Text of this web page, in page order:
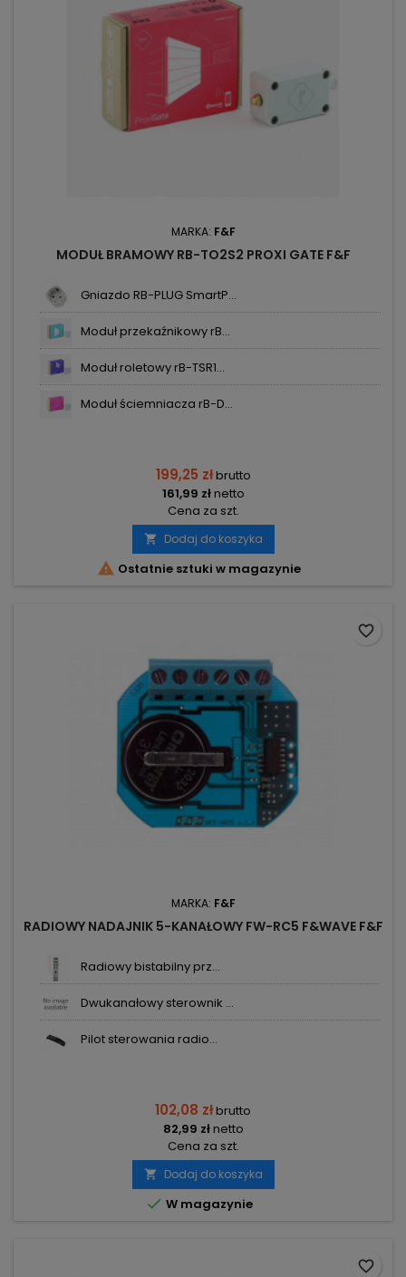
MARKA: F&F
MODUŁ BRAMOWY RB-TO2S2 PROXI GATE F&F
Gniazdo RB-PLUG SmartP...
Moduł przekaźnikowy rB...
Moduł roletowy rB-TSR1...
Moduł ściemniacza rB-D...
199,25 złbrutto
161,99 złnetto
Cena za szt.
 Dodaj do koszyka
 Ostatnie sztuki w magazynie
MARKA: F&F
RADIOWY NADAJNIK 5-KANAŁOWY FW-RC5 F&WAVE F&F
Radiowy bistabilny prz...
Dwukanałowy sterownik ...
Pilot sterowania radio...
102,08 złbrutto
82,99 złnetto
Cena za szt.
 Dodaj do koszyka
 W magazynie
favorite_border
favorite_border